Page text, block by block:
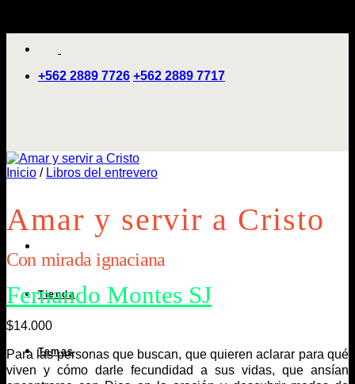
+562 2889 7726 +562 2889 7717
Tienda
Temas
Inicio / Libros del entrevero
Amar y servir a Cristo
Con mirada ignaciana
Fernando Montes SJ
$14.000
Para las personas que buscan, que quieren aclarar para qué
viven y cómo darle fecundidad a sus vidas, que ansían